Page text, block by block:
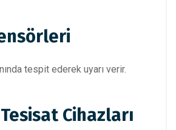
tespit ederek uyarı verir.
Cihazları